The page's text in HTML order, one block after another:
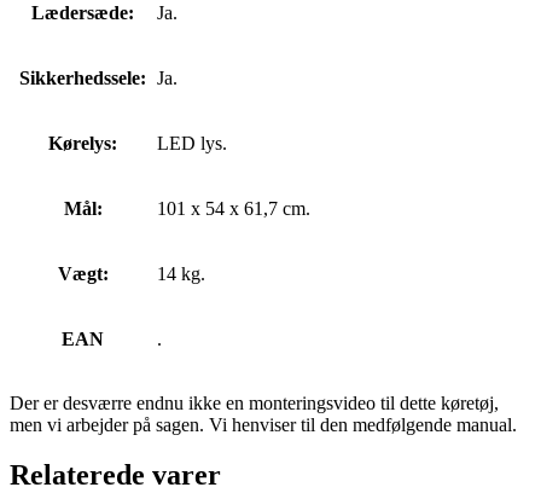
Lædersæde: Ja.
Sikkerhedssele: Ja.
Kørelys: LED lys.
Mål: 101 x 54 x 61,7 cm.
Vægt: 14 kg.
EAN .
Der er desværre endnu ikke en monteringsvideo til dette køretøj,
men vi arbejder på sagen. Vi henviser til den medfølgende manual.
Relaterede varer